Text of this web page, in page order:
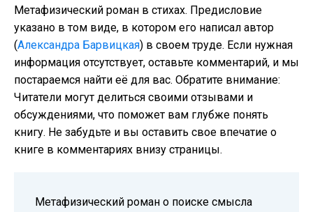
Метафизический роман в стихах. Предисловие
указано в том виде, в котором его написал автор
(Александра Барвицкая) в своем труде. Если нужная
информация отсутствует, оставьте комментарий, и мы
постараемся найти её для вас. Обратите внимание:
Читатели могут делиться своими отзывами и
обсуждениями, что поможет вам глубже понять
книгу. Не забудьте и вы оставить свое впечатие о
книге в комментариях внизу страницы.
Метафизический роман о поиске смысла